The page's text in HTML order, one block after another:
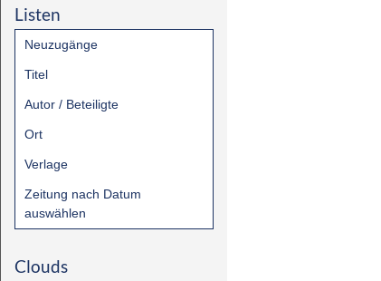
Listen
Neuzugänge
Titel
Autor / Beteiligte
Ort
Verlage
Zeitung nach Datum
auswählen
Clouds